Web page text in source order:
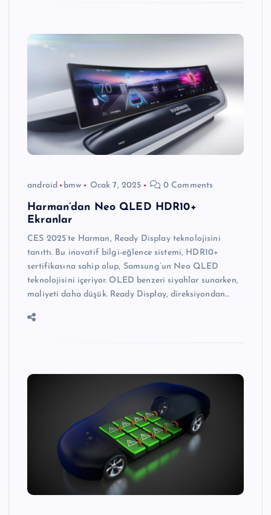
android bmw Ocak 7, 2025 0 Comments
Harman’dan Neo QLED HDR10+
Ekranlar
CES 2025’te Harman, Ready Display teknolojisini
tanıttı. Bu inovatif bilgi-eğlence sistemi, HDR10+
sertifikasına sahip olup, Samsung’un Neo QLED
teknolojisini içeriyor. OLED benzeri siyahlar sunarken,
maliyeti daha düşük. Ready Display, direksiyondan…